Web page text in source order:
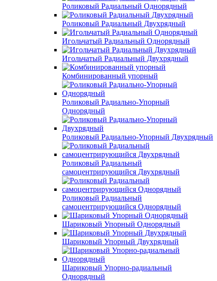
Роликовый Радиальный Однорядный
Роликовый Радиальный Двухрядный
Игольчатый Радиальный Однорядный
Игольчатый Радиальный Двухрядный
Комбинированный упорный
Роликовый Радиально-Упорный
Однорядный
Роликовый Радиально-Упорный Двухрядный
Роликовый Радиальный
самоцентрирующийся Двухрядный
Роликовый Радиальный
самоцентрирующийся Однорядный
Шариковый Упорный Однорядный
Шариковый Упорный Двухрядный
Шариковый Упорно-радиальный
Однорядный